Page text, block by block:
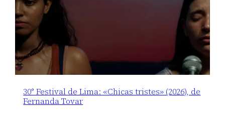
30° Festival de Lima: «Chicas tristes» (2026), de
Fernanda Tovar